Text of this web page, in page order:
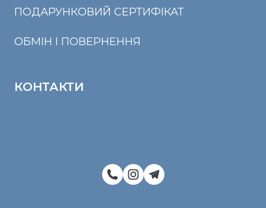
ПОДАРУНКОВИЙ СЕРТИФІКАТ
ОБМІН І ПОВЕРНЕННЯ
КОНТАКТИ